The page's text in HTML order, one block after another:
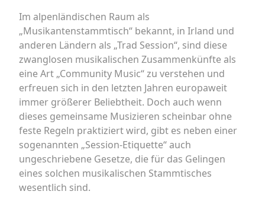
Im alpenländischen Raum als
„Musikantenstammtisch“ bekannt, in Irland und
anderen Ländern als „Trad Session“, sind diese
zwanglosen musikalischen Zusammenkünfte als
eine Art „Community Music“ zu verstehen und
erfreuen sich in den letzten Jahren europaweit
immer größerer Beliebtheit. Doch auch wenn
dieses gemeinsame Musizieren scheinbar ohne
feste Regeln praktiziert wird, gibt es neben einer
sogenannten „Session-Etiquette“ auch
ungeschriebene Gesetze, die für das Gelingen
eines solchen musikalischen Stammtisches
wesentlich sind.